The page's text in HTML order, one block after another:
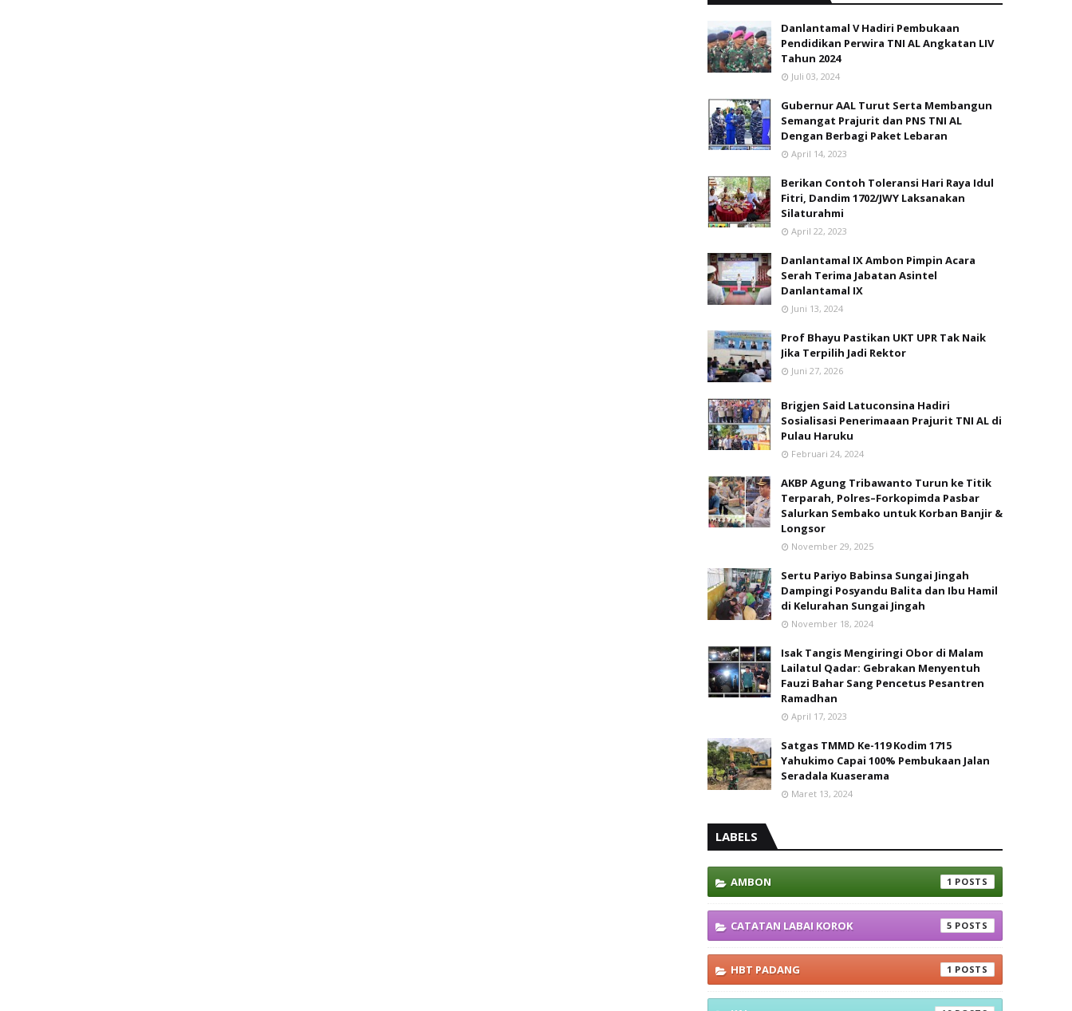
Danlantamal V Hadiri Pembukaan
Pendidikan Perwira TNI AL Angkatan LIV
Tahun 2024
Juli 03, 2024
Gubernur AAL Turut Serta Membangun
Semangat Prajurit dan PNS TNI AL
Dengan Berbagi Paket Lebaran
April 14, 2023
Berikan Contoh Toleransi Hari Raya Idul
Fitri, Dandim 1702/JWY Laksanakan
Silaturahmi
April 22, 2023
Danlantamal IX Ambon Pimpin Acara
Serah Terima Jabatan Asintel
Danlantamal IX
Juni 13, 2024
Prof Bhayu Pastikan UKT UPR Tak Naik
Jika Terpilih Jadi Rektor
Juni 27, 2026
Brigjen Said Latuconsina Hadiri
Sosialisasi Penerimaaan Prajurit TNI AL di
Pulau Haruku
Februari 24, 2024
AKBP Agung Tribawanto Turun ke Titik
Terparah, Polres–Forkopimda Pasbar
Salurkan Sembako untuk Korban Banjir &
Longsor
November 29, 2025
Sertu Pariyo Babinsa Sungai Jingah
Dampingi Posyandu Balita dan Ibu Hamil
di Kelurahan Sungai Jingah
November 18, 2024
Isak Tangis Mengiringi Obor di Malam
Lailatul Qadar: Gebrakan Menyentuh
Fauzi Bahar Sang Pencetus Pesantren
Ramadhan
April 17, 2023
Satgas TMMD Ke-119 Kodim 1715
Yahukimo Capai 100% Pembukaan Jalan
Seradala Kuaserama
Maret 13, 2024
LABELS
AMBON 1
CATATAN LABAI KOROK 5
HBT PADANG 1